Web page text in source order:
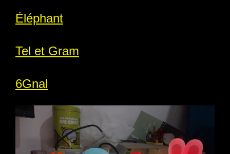
Éléphant
Tel et Gram
6Gnal